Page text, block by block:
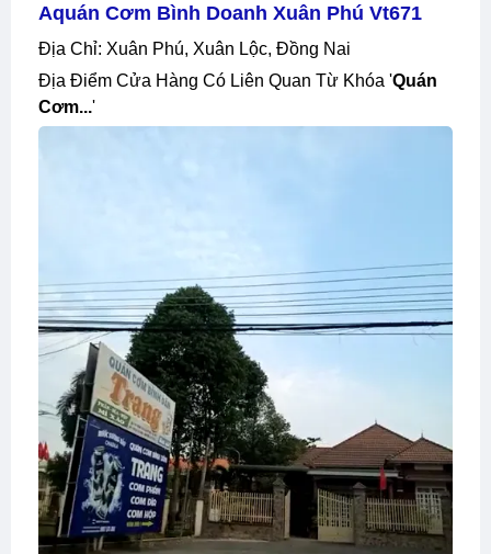
Aquán Cơm Bình Doanh Xuân Phú Vt671
Địa Chỉ: Xuân Phú, Xuân Lộc, Đồng Nai
Địa Điểm Cửa Hàng Có Liên Quan Từ Khóa 'Quán
Cơm...'